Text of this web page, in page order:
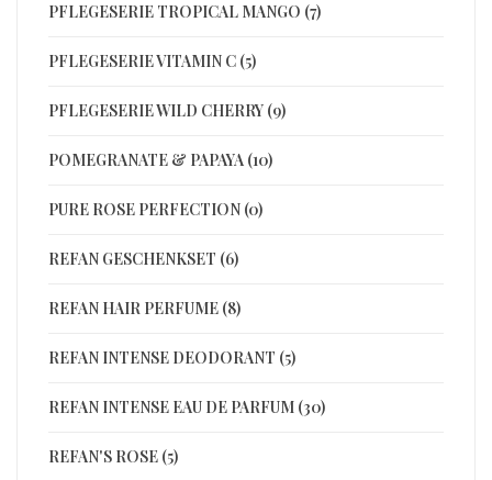
PFLEGESERIE TROPICAL MANGO (7)
PFLEGESERIE VITAMIN C (5)
PFLEGESERIE WILD CHERRY (9)
POMEGRANATE & PAPAYA (10)
PURE ROSE PERFECTION (0)
REFAN GESCHENKSET (6)
REFAN HAIR PERFUME (8)
REFAN INTENSE DEODORANT (5)
REFAN INTENSE EAU DE PARFUM (30)
REFAN'S ROSE (5)